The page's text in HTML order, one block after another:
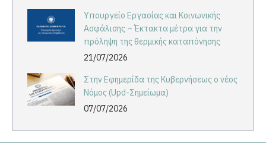
Υπουργείο Εργασίας και Κοινωνικής
Ασφάλισης – Έκτακτα μέτρα για την
πρόληψη της θερμικής καταπόνησης
21/07/2026
Στην Εφημερίδα της Κυβερνήσεως ο νέος
Νόμος (Upd-Σημείωμα)
07/07/2026